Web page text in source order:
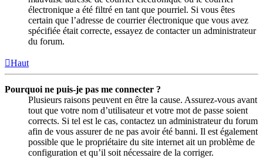
électronique a été filtré en tant que pourriel. Si vous êtes
certain que l’adresse de courrier électronique que vous avez
spécifiée était correcte, essayez de contacter un administrateur
du forum.
Haut
Pourquoi ne puis-je pas me connecter ?
Plusieurs raisons peuvent en être la cause. Assurez-vous avant
tout que votre nom d’utilisateur et votre mot de passe soient
corrects. Si tel est le cas, contactez un administrateur du forum
afin de vous assurer de ne pas avoir été banni. Il est également
possible que le propriétaire du site internet ait un problème de
configuration et qu’il soit nécessaire de la corriger.